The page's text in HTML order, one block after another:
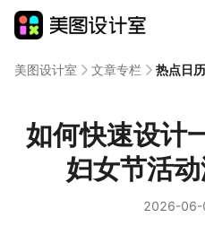
美图设计室 文章专栏 热点日
如何快速设计
妇女节活动
2026-06-